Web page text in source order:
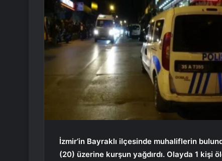
İzmir’in Bayraklı ilçesinde muhaliflerin
(20) üzerine kurşun yağdırdı. Olayda 1 kişi